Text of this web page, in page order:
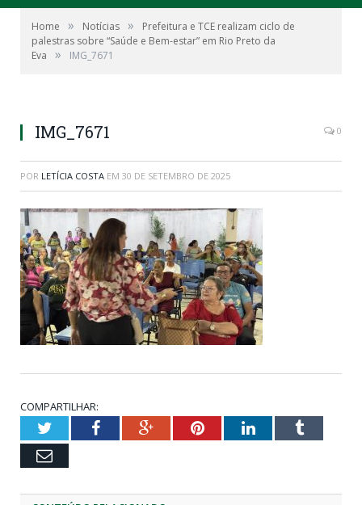
Home » Notícias »
Prefeitura e TCE realizam ciclo de
palestras sobre “Saúde e Bem-estar” em Rio Preto da
Eva
» IMG_7671
IMG_7671 0
POR LETÍCIA COSTA EM 30 DE SETEMBRO DE 2025
COMPARTILHAR:
TwitterFacebookGoogle+PinterestLinkedInTumblr
Email